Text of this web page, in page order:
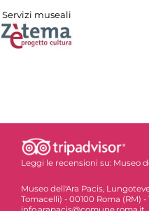
Servizi museali
Leggi le recensioni su: Museo
Museo dell'Ara Pacis,
Tomacelli) - 00100 Roma (RM)